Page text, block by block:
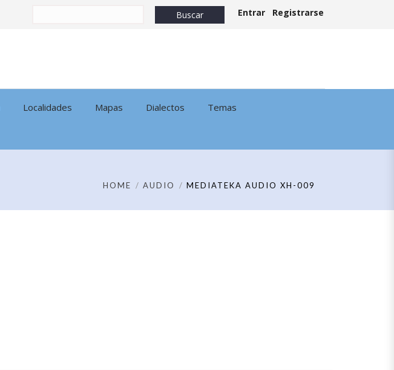
Entrar Registrarse
Localidades Mapas Dialectos Temas
HOME AUDIO MEDIATEKA AUDIO XH-009